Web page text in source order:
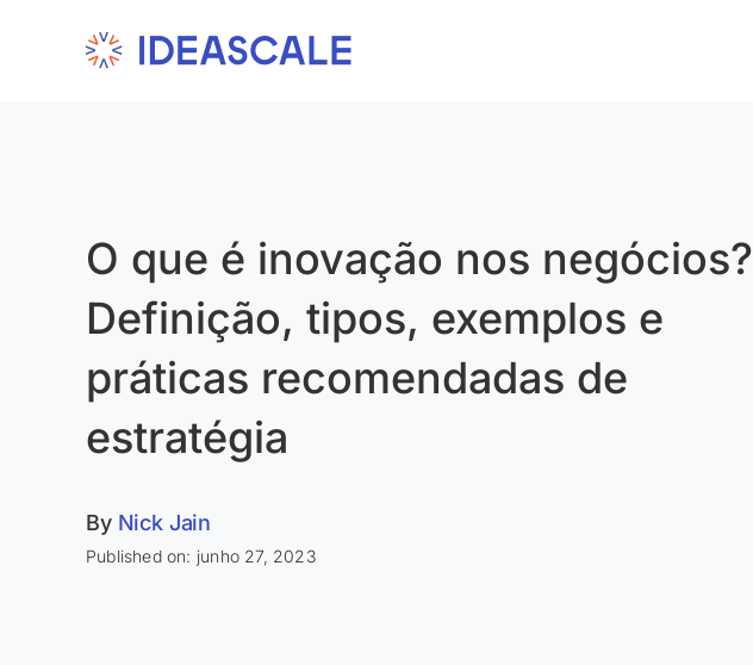
O que é inovação nos negócios?
Definição, tipos, exemplos e
práticas recomendadas de
estratégia
By Nick Jain
Published on: junho 27, 2023